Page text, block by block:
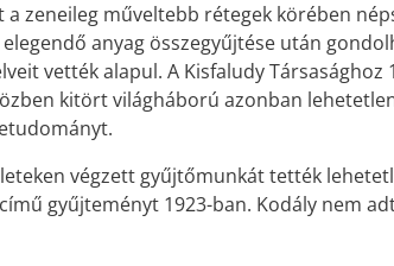
zeneileg műveltebb rétegek körében
anyag összegyűjtése után
vették alapul. A Kisfaludy
kitört világháború azonban
végzett gyűjtőmunkát tették
gyűjteményt 1923-ban. Kodály nem